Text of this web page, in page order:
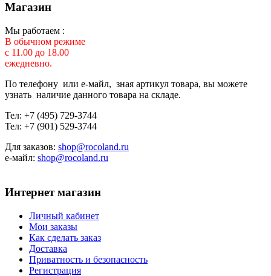
Магазин
Мы работаем :
В обычном режиме
с 11.00 до 18.00
ежедневно.
По телефону или е-майл, зная артикул товара, вы можете
узнать наличие данного товара на складе.
Тел: +7 (495) 729-3744
Тел: +7 (901) 529-3744
Для заказов: shop@rocoland.ru
е-майл: shop@rocoland.ru
Интернет магазин
Личный кабинет
Мои заказы
Как сделать заказ
Доставка
Приватность и безопасность
Регистрация